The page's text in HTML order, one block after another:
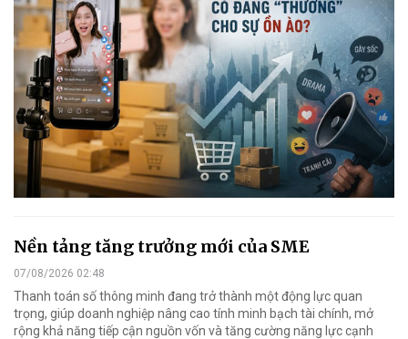
Nền tảng tăng trưởng mới của SME
07/08/2026 02:48
Thanh toán số thông minh đang trở thành một động lực quan
trọng, giúp doanh nghiệp nâng cao tính minh bạch tài chính, mở
rộng khả năng tiếp cận nguồn vốn và tăng cường năng lực cạnh